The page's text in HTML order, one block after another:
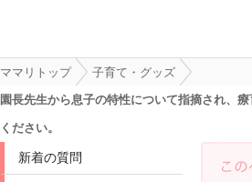
ママリトップ
子育て・グッズ
園長先生から息子の特性について指摘され、
ください。
新着の質問